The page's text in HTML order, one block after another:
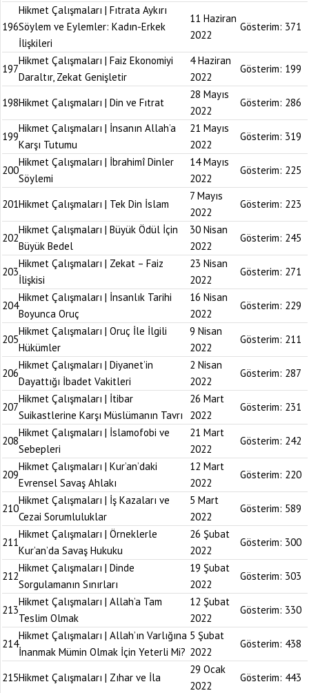
196
Hikmet Çalışmaları | Fıtrata Aykırı
Söylem ve Eylemler: Kadın-Erkek
İlişkileri
11 Haziran
2022
Gösterim: 371
197
Hikmet Çalışmaları | Faiz Ekonomiyi
Daraltır, Zekat Genişletir
4 Haziran
2022
Gösterim: 199
198Hikmet Çalışmaları | Din ve Fıtrat
28 Mayıs
2022
Gösterim: 286
199
Hikmet Çalışmaları | İnsanın Allah’a
Karşı Tutumu
21 Mayıs
2022
Gösterim: 319
200
Hikmet Çalışmaları | İbrahimî Dinler
Söylemi
14 Mayıs
2022
Gösterim: 225
201Hikmet Çalışmaları | Tek Din İslam
7 Mayıs
2022
Gösterim: 223
202
Hikmet Çalışmaları | Büyük Ödül İçin
Büyük Bedel
30 Nisan
2022
Gösterim: 245
203
Hikmet Çalışmaları | Zekat – Faiz
İlişkisi
23 Nisan
2022
Gösterim: 271
204
Hikmet Çalışmaları | İnsanlık Tarihi
Boyunca Oruç
16 Nisan
2022
Gösterim: 229
205
Hikmet Çalışmaları | Oruç İle İlgili
Hükümler
9 Nisan
2022
Gösterim: 211
206
Hikmet Çalışmaları | Diyanet’in
Dayattığı İbadet Vakitleri
2 Nisan
2022
Gösterim: 287
207
Hikmet Çalışmaları | İtibar
Suikastlerine Karşı Müslümanın Tavrı
26 Mart
2022
Gösterim: 231
208
Hikmet Çalışmaları | İslamofobi ve
Sebepleri
21 Mart
2022
Gösterim: 242
209
Hikmet Çalışmaları | Kur’an’daki
Evrensel Savaş Ahlakı
12 Mart
2022
Gösterim: 220
210
Hikmet Çalışmaları | İş Kazaları ve
Cezai Sorumluluklar
5 Mart
2022
Gösterim: 589
211
Hikmet Çalışmaları | Örneklerle
Kur’an’da Savaş Hukuku
26 Şubat
2022
Gösterim: 300
212
Hikmet Çalışmaları | Dinde
Sorgulamanın Sınırları
19 Şubat
2022
Gösterim: 303
213
Hikmet Çalışmaları | Allah’a Tam
Teslim Olmak
12 Şubat
2022
Gösterim: 330
214
Hikmet Çalışmaları | Allah’ın Varlığına
İnanmak Mümin Olmak İçin Yeterli Mi?
5 Şubat
2022
Gösterim: 438
215Hikmet Çalışmaları | Zıhar ve İla
29 Ocak
2022
Gösterim: 443